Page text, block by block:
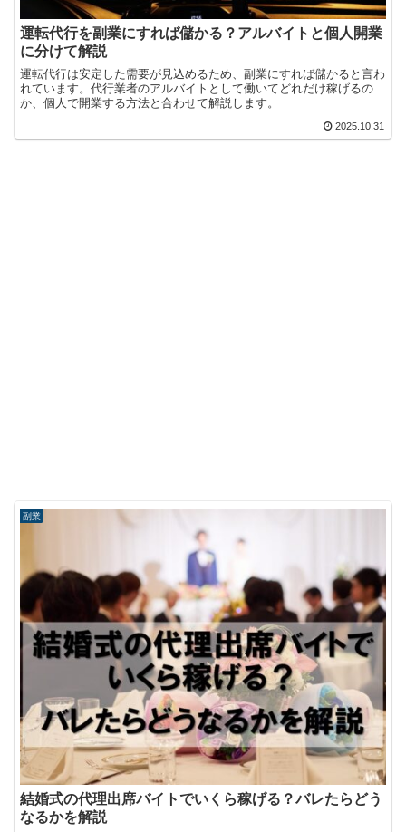
運転代行を副業にすれば儲かる？アルバイトと個人開業
に分けて解説
運転代行は安定した需要が見込めるため、副業にすれば儲かると言わ
れています。代行業者のアルバイトとして働いてどれだけ稼げるの
か、個人で開業する方法と合わせて解説します。
2025.10.31
副業
結婚式の代理出席バイトでいくら稼げる？バレたらどう
なるかを解説